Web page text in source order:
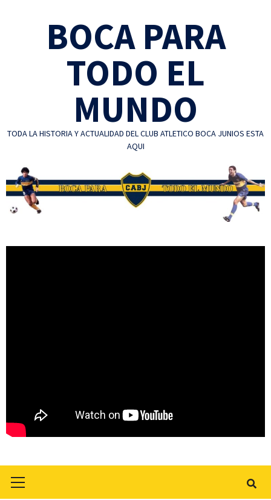
BOCA PARA
TODO EL
MUNDO
TODA LA HISTORIA Y ACTUALIDAD DEL CLUB ATLETICO BOCA JUNIOS ESTA
AQUI
Menu